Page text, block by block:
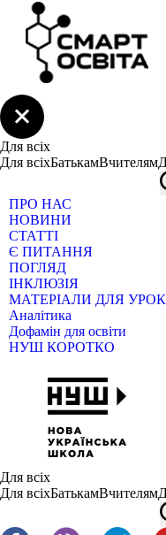
Для всіх
Для всіхБатькамВчителям
ПРО НАС
НОВИНИ
СТАТТІ
Є ПИТАННЯ
ПОГЛЯД
ІНКЛЮЗІЯ
МАТЕРІАЛИ ДЛЯ
Аналітика
Дофамін для освіти
НУШ КОРОТКО
Для всіх
Для всіхБатькамВчителям